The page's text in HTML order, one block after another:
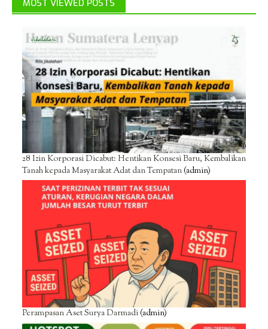
MOST VIEWED POSTS
28 Izin Korporasi Dicabut: Hentikan Konsesi Baru, Kembalikan
Tanah kepada Masyarakat Adat dan Tempatan(admin)
Perampasan Aset Surya Darmadi(admin)